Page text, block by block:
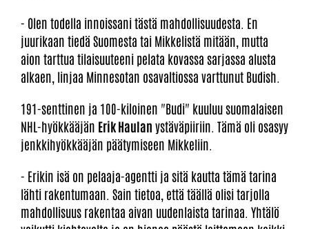
- Olen todella innoissani tästä mahdollisuudesta. En
juurikaan tiedä Suomesta tai Mikkelistä mitään, mutta
aion tarttua tilaisuuteeni pelata kovassa sarjassa alusta
alkaen, linjaa Minnesotan osavaltiossa varttunut Budish.
191-senttinen ja 100-kiloinen "Budi" kuuluu suomalaisen
NHL-hyökkääjän Erik Haulan ystäväpiiriin. Tämä oli osasyy
jenkkihyökkääjän päätymiseen Mikkeliin.
- Erikin isä on pelaaja-agentti ja sitä kautta tämä tarina
lähti rakentumaan. Sain tietoa, että täällä olisi tarjolla
mahdollisuus rakentaa aivan uudenlaista tarinaa. Yhtälö